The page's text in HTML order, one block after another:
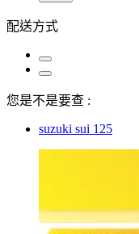
配送方式
您是不是要查 :
suzuki sui 125